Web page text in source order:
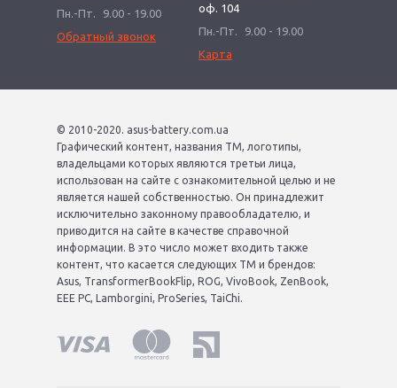
Пн.-Пт.
9.00 - 19.00
Обратный звонок
оф. 104
Пн.-Пт.
9.00 - 19.00
Карта
© 2010-2020. asus-battery.com.ua
Графический контент, названия ТМ, логотипы,
владельцами которых являются третьи лица,
использован на сайте с ознакомительной целью и не
является нашей собственностью. Он принадлежит
исключительно законному правообладателю, и
приводится на сайте в качестве справочной
информации. В это число может входить также
контент, что касается следующих ТМ и брендов:
Asus, TransformerBookFlip, ROG, VivoBook, ZenBook,
EEE PC, Lamborgini, ProSeries, TaiChi.